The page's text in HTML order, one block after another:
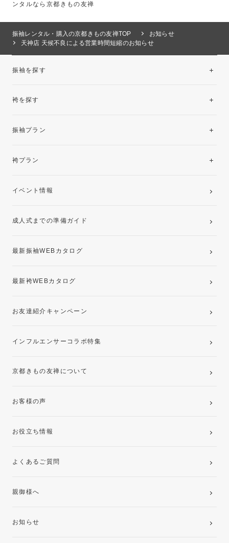
ンタルなら京都きもの友禅
振袖レンタル・購入の京都きもの友禅TOP
お知らせ
天神店 天候不良による営業時間短縮のお知らせ
振袖を探す
袴を探す
振袖プラン
レンタルプラン
袴プラン
卒業袴レンタルプラン
イベント情報
成人式までの準備ガイド
最新振袖WEBカタログ
最新袴WEBカタログ
お友達紹介キャンペーン
インフルエンサーコラボ特集
京都きもの友禅について
お客様の声
お役立ち情報
よくあるご質問
親御様へ
お知らせ